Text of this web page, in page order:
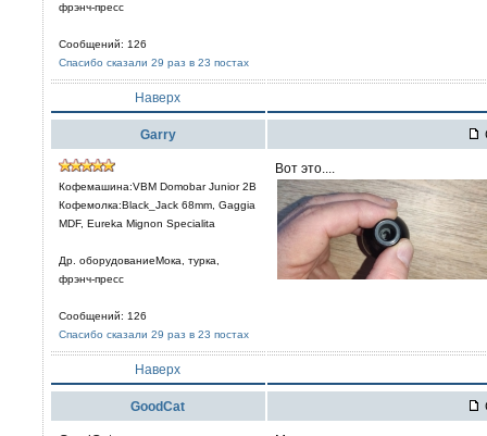
фрэнч-пресс
Сообщений: 126
Спасибо сказали 29 раз в 23 постах
Наверх
Garry
Кофемашина:VBM Domobar Junior 2B
Кофемолка:Black_Jack 68mm, Gaggia
MDF, Eureka Mignon Specialita
Др. оборудованиеМока, турка,
фрэнч-пресс
Сообщений: 126
Спасибо сказали 29 раз в 23 постах
Вот это....
Наверх
GoodCat